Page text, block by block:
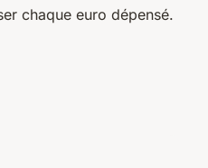
chaque euro dépensé.